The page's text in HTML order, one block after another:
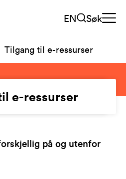
EN Søk
Tilgang til e-ressurser
e-ressurser
på og utenfor